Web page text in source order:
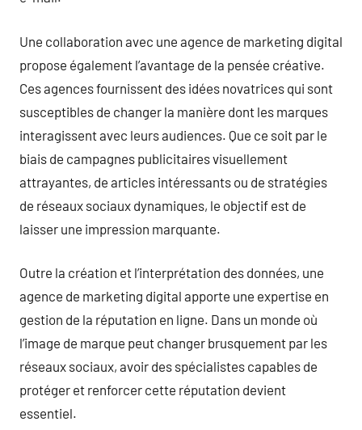
Une collaboration avec une agence de marketing digital
propose également l’avantage de la pensée créative.
Ces agences fournissent des idées novatrices qui sont
susceptibles de changer la manière dont les marques
interagissent avec leurs audiences. Que ce soit par le
biais de campagnes publicitaires visuellement
attrayantes, de articles intéressants ou de stratégies
de réseaux sociaux dynamiques, le objectif est de
laisser une impression marquante.
Outre la création et l’interprétation des données, une
agence de marketing digital apporte une expertise en
gestion de la réputation en ligne. Dans un monde où
l’image de marque peut changer brusquement par les
réseaux sociaux, avoir des spécialistes capables de
protéger et renforcer cette réputation devient
essentiel.